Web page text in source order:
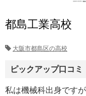
都島工業高校
大阪市都島区の高校
ピックアップ口コミ
私は機械科出身です